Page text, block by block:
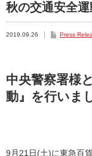
秋の交通安全運
2019.09.26 Press
中央警察署様
動』を行いま
9 月 21 日(土)に東急百